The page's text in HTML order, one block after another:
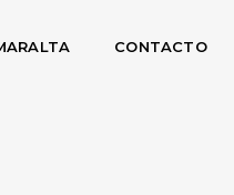
CONTACTO